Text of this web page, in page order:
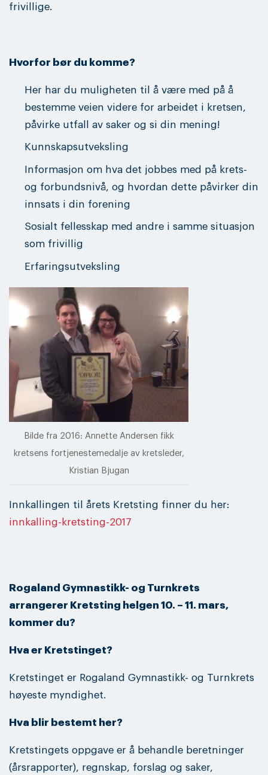
frivillige.
Hvorfor bør du komme?
Her har du muligheten til å være med på å
bestemme veien videre for arbeidet i kretsen,
påvirke utfall av saker og si din mening!
Kunnskapsutveksling
Informasjon om hva det jobbes med på krets-
og forbundsnivå, og hvordan dette påvirker din
innsats i din forening
Sosialt fellesskap med andre i samme situasjon
som frivillig
Erfaringsutveksling
Bilde fra 2016: Annette Andersen fikk
kretsens fortjenestemedalje av kretsleder,
Kristian Bjugan
Innkallingen til årets Kretsting finner du her:
innkalling-kretsting-2017
Rogaland Gymnastikk- og Turnkrets
arrangerer Kretsting helgen 10. – 11. mars,
kommer du?
Hva er Kretstinget?
Kretstinget er Rogaland Gymnastikk- og Turnkrets
høyeste myndighet.
Hva blir bestemt her?
Kretstingets oppgave er å behandle beretninger
(årsrapporter), regnskap, forslag og saker,